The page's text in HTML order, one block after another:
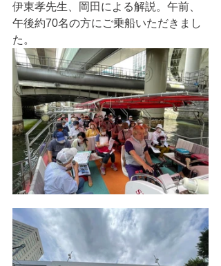
伊東孝先生、岡田による解説。午前、
午後約70名の方にご乗船いただきまし
た。